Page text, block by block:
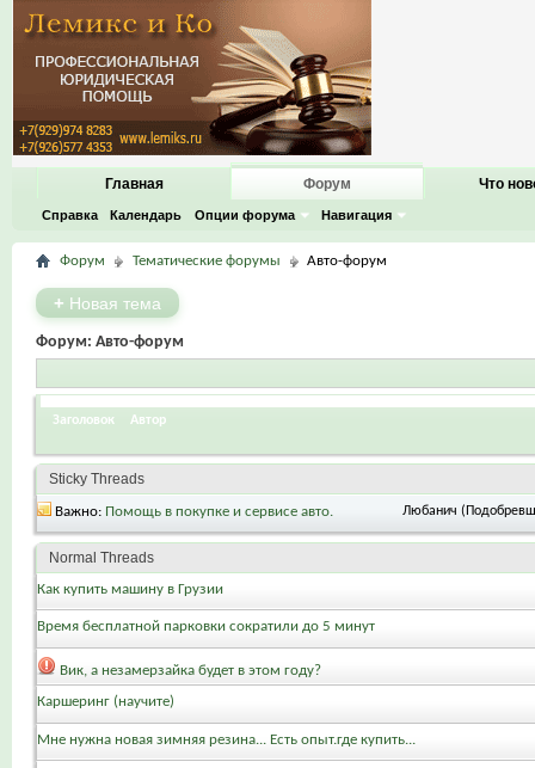
Главная Форум
Справка Календарь Опции форума Навигация
Что
Форум Тематические форумы Авто-форум
+ Новая тема
Форум: Авто-форум
Заголовок Автор
Sticky Threads
Важно: Помощь в покупке и сервисе авто. Любанич
Normal Threads
Как купить машину в Грузии
Время бесплатной парковки сократили до 5 минут
Вик, а незамерзайка будет в этом году?
Каршеринг (научите)
Мне нужна новая зимняя резина... Есть опыт.где купить...